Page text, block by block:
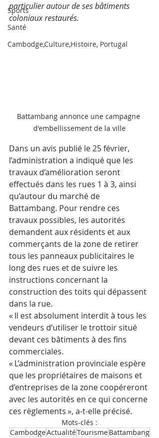
Sports
Santé
Cambodge,Culture,Histoire, Portugal
particulier autour de ses bâtiments
coloniaux restaurés.
Battambang annonce une campagne
d'embellissement de la ville
Dans un avis publié le 25 février,
l’administration a indiqué que les
travaux d’amélioration seront
effectués dans les rues 1 à 3, ainsi
qu’autour du marché de
Battambang. Pour rendre ces
travaux possibles, les autorités
demandent aux résidents et aux
commerçants de la zone de retirer
tous les panneaux publicitaires le
long des rues et de suivre les
instructions concernant la
construction des toits qui dépassent
dans la rue.
« Il est absolument interdit à tous les
vendeurs d’utiliser le trottoir situé
devant ces bâtiments à des fins
commerciales.
« L’administration provinciale espère
que les propriétaires de maisons et
d’entreprises de la zone coopéreront
avec les autorités en ce qui concerne
ces règlements », a-t-elle précisé.
Mots-clés :
CambodgeActualitéTourismeBattambang